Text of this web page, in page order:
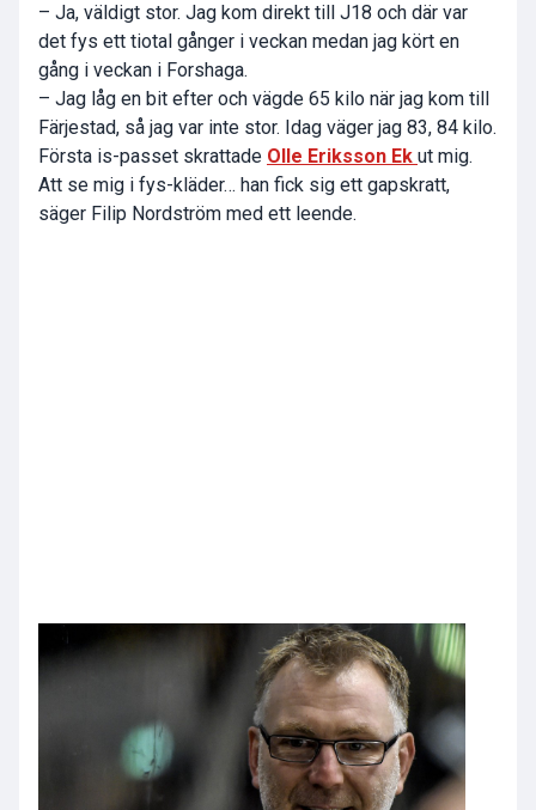
– Ja, väldigt stor. Jag kom direkt till J18 och där var
det fys ett tiotal gånger i veckan medan jag kört en
gång i veckan i Forshaga.
– Jag låg en bit efter och vägde 65 kilo när jag kom till
Färjestad, så jag var inte stor. Idag väger jag 83, 84 kilo.
Första is-passet skrattade Olle Eriksson Ek ut mig.
Att se mig i fys-kläder… han fick sig ett gapskratt,
säger Filip Nordström med ett leende.